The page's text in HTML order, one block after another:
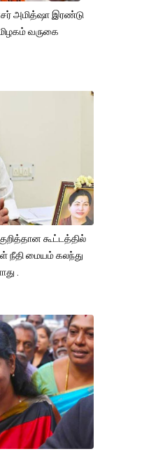
அமித்ஷா இரண்டு
வருகை
கூட்டத்தில்
நீதி மையம் கலந்து
.